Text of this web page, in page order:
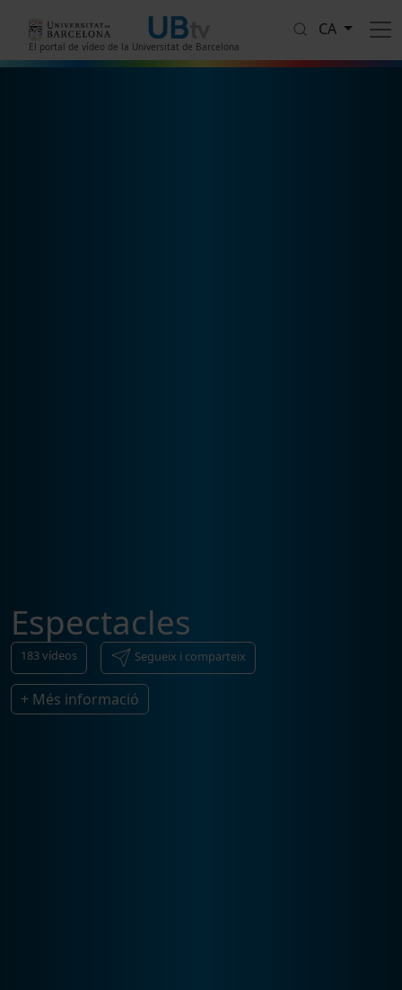
El portal de vídeo de la Universitat de Barcelona
CA
Espectacles
183vídeos Segueix i comparteix
+ Més informació